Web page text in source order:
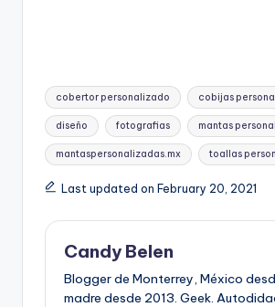
Tags:
cobertor personalizado cobijas
diseño fotografias mantas
mantaspersonalizadas.mx toallas
Last updated on February 20, 2021
Candy Belen
Blogger de Monterrey, México
madre desde 2013. Geek.